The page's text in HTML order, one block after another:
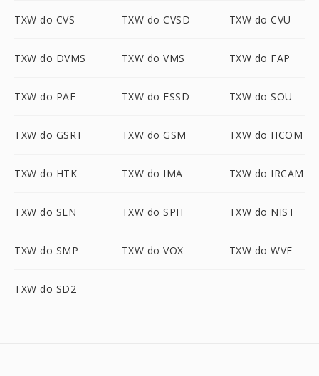
TXW do CVS TXW do CVSD TXW do CVU
TXW do DVMS TXW do VMS TXW do FAP
TXW do PAF TXW do FSSD TXW do SOU
TXW do GSRT TXW do GSM TXW do HCOM
TXW do HTK TXW do IMA TXW do IRCAM
TXW do SLN TXW do SPH TXW do NIST
TXW do SMP TXW do VOX TXW do WVE
TXW do SD2